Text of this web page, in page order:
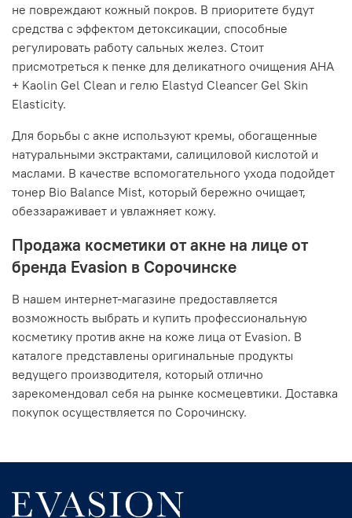
не повреждают кожный покров. В приоритете будут
средства с эффектом детоксикации, способные
регулировать работу сальных желез. Стоит
присмотреться к пенке для деликатного очищения AHA
+ Kaolin Gel Clean и гелю Elastyd Cleancer Gel Skin
Elasticity.
Для борьбы с акне используют кремы, обогащенные
натуральными экстрактами, салициловой кислотой и
маслами. В качестве вспомогательного ухода подойдет
тонер Bio Balance Mist, который бережно очищает,
обеззараживает и увлажняет кожу.
Продажа косметики от акне на лице от
бренда Evasion в Сорочинске
В нашем интернет-магазине предоставляется
возможность выбрать и купить профессиональную
косметику против акне на коже лица от Evasion. В
каталоге представлены оригинальные продукты
ведущего производителя, который отлично
зарекомендовал себя на рынке космецевтики. Доставка
покупок осуществляется по Сорочинску.